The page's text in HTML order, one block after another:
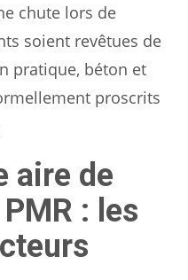
chute lors de
soient revêtues de
pratique, béton et
proscrits
aire de
: les